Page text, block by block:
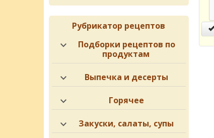
Рубрикатор рецептов
Подборки рецептов по
продуктам
Выпечка и десерты
Горячее
Закуски, салаты, супы